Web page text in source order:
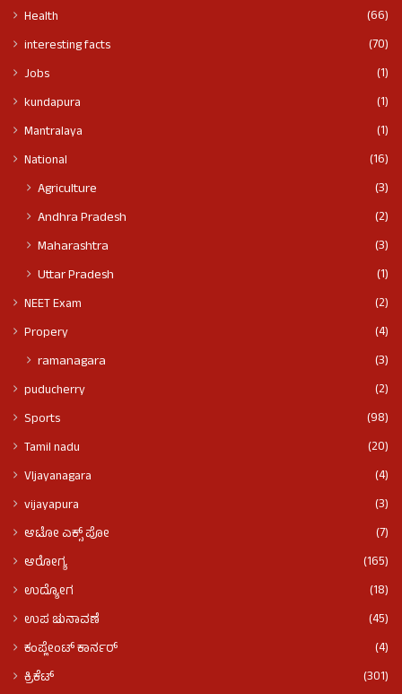
Health
(66)
interesting facts
(70)
Jobs
(1)
kundapura
(1)
Mantralaya
(1)
National
(16)
Agriculture
(3)
Andhra Pradesh
(2)
Maharashtra
(3)
Uttar Pradesh
(1)
NEET Exam
(2)
Propery
(4)
ramanagara (3)
puducherry
(2)
Sports
(98)
Tamil nadu
(20)
VIjayanagara
(4)
vijayapura
(3)
ಆಟೋ ಎಕ್ಸ್ ಪೋ
(7)
ಆರೋಗ್ಯ
(165)
ಉದ್ಯೋಗ
(18)
ಉಪ ಚುನಾವಣೆ
(45)
ಕಂಪ್ಲೇಂಟ್ ಕಾರ್ನರ್
(4)
ಕ್ರಿಕೆಟ್
(301)